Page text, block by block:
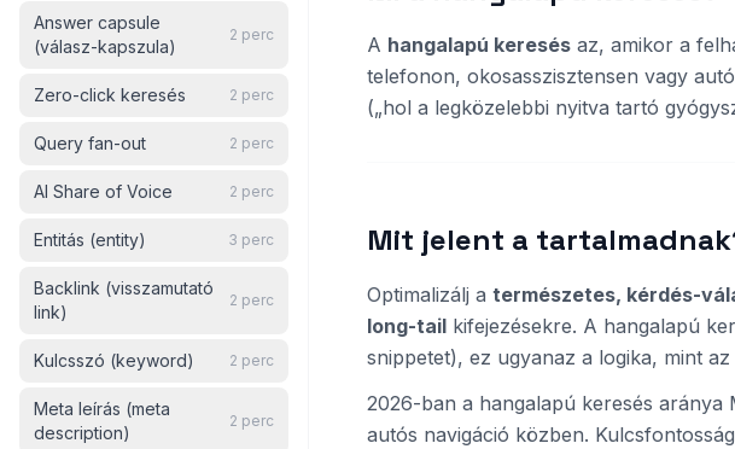
Answer capsule
(válasz-kapszula)
2 perc
Zero-click keresés 2 perc
Query fan-out 2 perc
AI Share of Voice 2 perc
Entitás (entity) 3 perc
Backlink (visszamutató
link)
2 perc
Kulcsszó (keyword) 2 perc
Meta leírás (meta
description)
2 perc
A hangalapú keresés az, amikor a
telefonon, okosasszisztensen vagy
(„hol a legközelebbi nyitva tartó
Mit jelent a
Optimalizálj a természetes, kérdés-
long-tail kifejezésekre. A hangalapú
snippetet), ez ugyanaz a logika, mint
2026-ban a hangalapú keresés
autós navigáció közben.